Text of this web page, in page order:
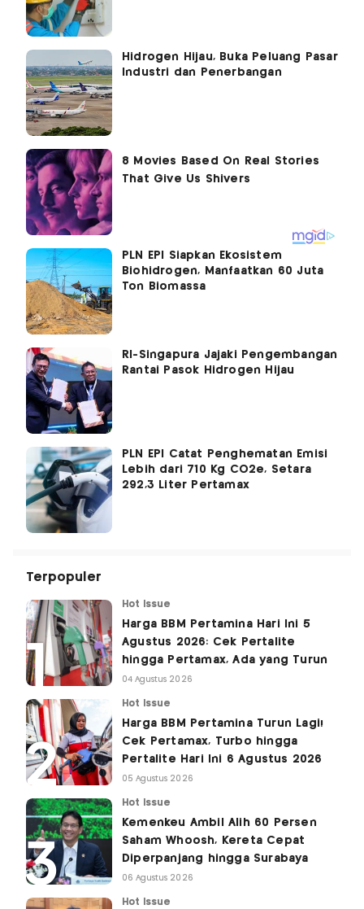
Hidrogen Hijau, Buka Peluang Pasar
Industri dan Penerbangan
PLN EPI Siapkan Ekosistem
Biohidrogen, Manfaatkan 60 Juta
Ton Biomassa
RI-Singapura Jajaki Pengembangan
Rantai Pasok Hidrogen Hijau
PLN EPI Catat Penghematan Emisi
Lebih dari 710 Kg CO2e, Setara
292,3 Liter Pertamax
Terpopuler
Hot Issue
Harga BBM Pertamina Hari Ini 5
Agustus 2026: Cek Pertalite
hingga Pertamax, Ada yang Turun
04 Agustus 2026
Hot Issue
Harga BBM Pertamina Turun Lagi!
Cek Pertamax, Turbo hingga
Pertalite Hari Ini 6 Agustus 2026
05 Agustus 2026
Hot Issue
Kemenkeu Ambil Alih 60 Persen
Saham Whoosh, Kereta Cepat
Diperpanjang hingga Surabaya
06 Agustus 2026
Hot Issue